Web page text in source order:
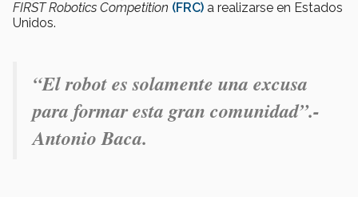
FIRST Robotics Competition (FRC) a realizarse en Estados
Unidos.
“El robot es solamente una excusa
para formar esta gran comunidad”.-
Antonio Baca.